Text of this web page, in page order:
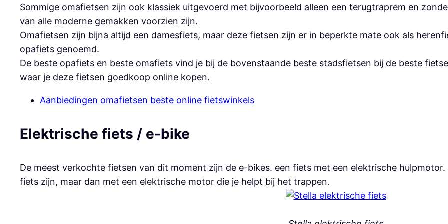
Sommige omafietsen zijn ook klassiek uitgevoerd met bijvoorbeeld alleen een terugtraprem en
van alle moderne gemakken voorzien zijn.
Omafietsen zijn bijna altijd een damesfiets, maar deze fietsen zijn er in beperkte mate ook als
opafiets genoemd.
De beste opafiets en beste omafiets vind je bij de bovenstaande beste stadsfietsen bij de beste
waar je deze fietsen goedkoop online kopen.
Aanbiedingen omafietsen beste online fietswinkels
Elektrische fiets / e-bike
De meest verkochte fietsen van dit moment zijn de e-bikes. een fiets met een elektrische
fiets zijn, maar dan met een elektrische motor die je helpt bij het trappen.